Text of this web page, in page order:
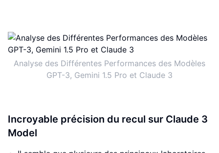
Analyse des Différentes Performances des Modèles
GPT-3, Gemini 1.5 Pro et Claude 3
Incroyable précision du recul sur Claude 3
Model